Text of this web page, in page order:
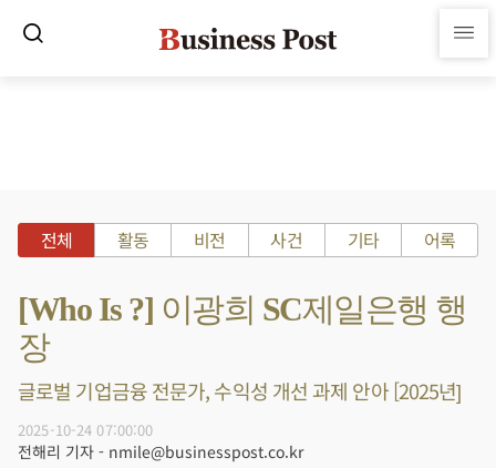
전체 활동 비전 사건 기타 어록
[Who Is ?] 이광희 SC제일은행 행
장
글로벌 기업금융 전문가, 수익성 개선 과제 안아 [2025년]
2025-10-24 07:00:00
전해리 기자 - nmile@businesspost.co.kr